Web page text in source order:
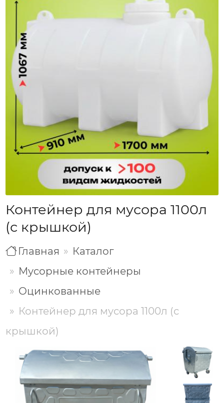
Контейнер для мусора 1100л
(с крышкой)
Главная
Каталог
Мусорные контейнеры
Оцинкованные
Контейнер для мусора 1100л (с
крышкой)